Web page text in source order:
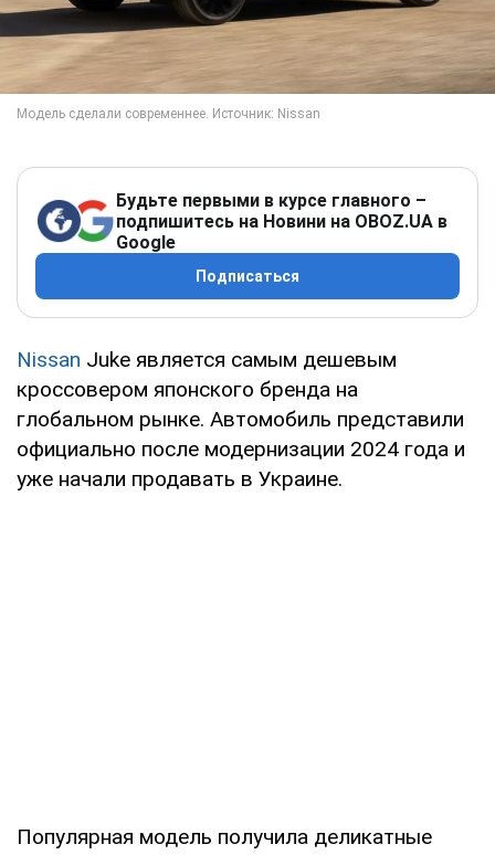
Будьте первыми в курсе главного –
подпишитесь на Новини на OBOZ.UA в
Google
Подписаться
Nissan Juke является самым дешевым
кроссовером японского бренда на
глобальном рынке. Автомобиль представили
официально после модернизации 2024 года и
уже начали продавать в Украине.
Популярная модель получила деликатные